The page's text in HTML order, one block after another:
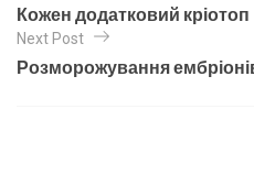
Кожен додатковий кріотоп
Next Post
Розморожування